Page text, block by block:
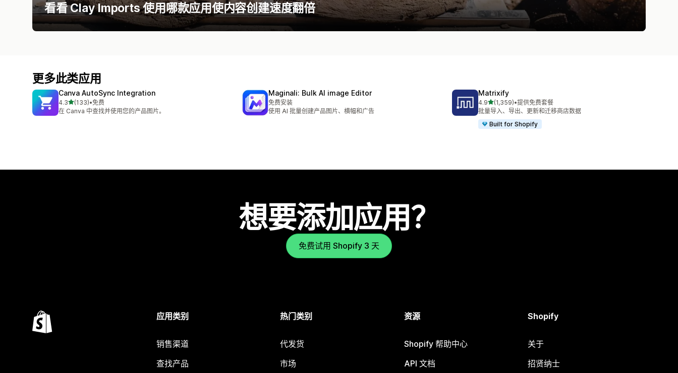
看看 Clay Imports 使用哪款应用使内容创建速度翻倍
更多此类应用
Canva AutoSync Integration
4.3星（满分 5 星）
(133)
总共 133 条评论
•免费
在 Canva 中查找并使用您的产品图片。
Maginali: Bulk AI image Editor
免费安装
使用 AI 批量创建产品图片、横幅和广告
Matrixify
4.9星（满分 5 星）
(1,359)
总共 1359 条评论
•提供免费套餐
批量导入、导出、更新和迁移商店数据
Built for Shopify
想要添加应用？
免费试用 Shopify 3 天
应用类别
销售渠道
查找产品
热门类别
代发货
市场
资源
Shopify 帮助中心
API 文档
Shopify
关于
招贤纳士